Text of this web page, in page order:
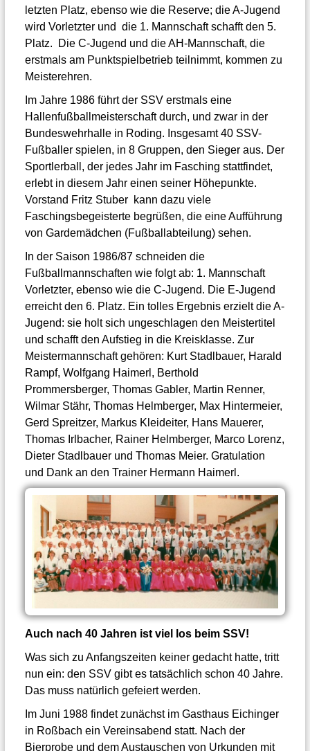
letzten Platz, ebenso wie die Reserve; die A-Jugend
wird Vorletzter und die 1. Mannschaft schafft den 5.
Platz. Die C-Jugend und die AH-Mannschaft, die
erstmals am Punktspielbetrieb teilnimmt, kommen zu
Meisterehren.
Im Jahre 1986 führt der SSV erstmals eine
Hallenfußballmeisterschaft durch, und zwar in der
Bundeswehrhalle in Roding. Insgesamt 40 SSV-
Fußballer spielen, in 8 Gruppen, den Sieger aus. Der
Sportlerball, der jedes Jahr im Fasching stattfindet,
erlebt in diesem Jahr einen seiner Höhepunkte.
Vorstand Fritz Stuber kann dazu viele
Faschingsbegeisterte begrüßen, die eine Aufführung
von Gardemädchen (Fußballabteilung) sehen.
In der Saison 1986/87 schneiden die
Fußballmannschaften wie folgt ab: 1. Mannschaft
Vorletzter, ebenso wie die C-Jugend. Die E-Jugend
erreicht den 6. Platz. Ein tolles Ergebnis erzielt die A-
Jugend: sie holt sich ungeschlagen den Meistertitel
und schafft den Aufstieg in die Kreisklasse. Zur
Meistermannschaft gehören: Kurt Stadlbauer, Harald
Rampf, Wolfgang Haimerl, Berthold
Prommersberger, Thomas Gabler, Martin Renner,
Wilmar Stähr, Thomas Helmberger, Max Hintermeier,
Gerd Spreitzer, Markus Kleideiter, Hans Mauerer,
Thomas Irlbacher, Rainer Helmberger, Marco Lorenz,
Dieter Stadlbauer und Thomas Meier. Gratulation
und Dank an den Trainer Hermann Haimerl.
Auch nach 40 Jahren ist viel los beim SSV!
Was sich zu Anfangszeiten keiner gedacht hatte, tritt
nun ein: den SSV gibt es tatsächlich schon 40 Jahre.
Das muss natürlich gefeiert werden.
Im Juni 1988 findet zunächst im Gasthaus Eichinger
in Roßbach ein Vereinsabend statt. Nach der
Bierprobe und dem Austauschen von Urkunden mit